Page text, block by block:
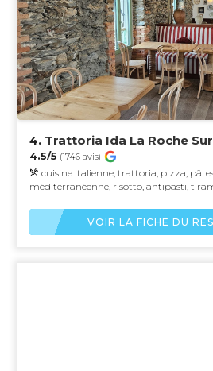
4. Trattoria Ida La Roche
4.5/5 (1746 avis)
cuisine italienne, trattoria, pizza,
méditerranéenne, risotto, antipasti,
VOIR LA FICHE DU